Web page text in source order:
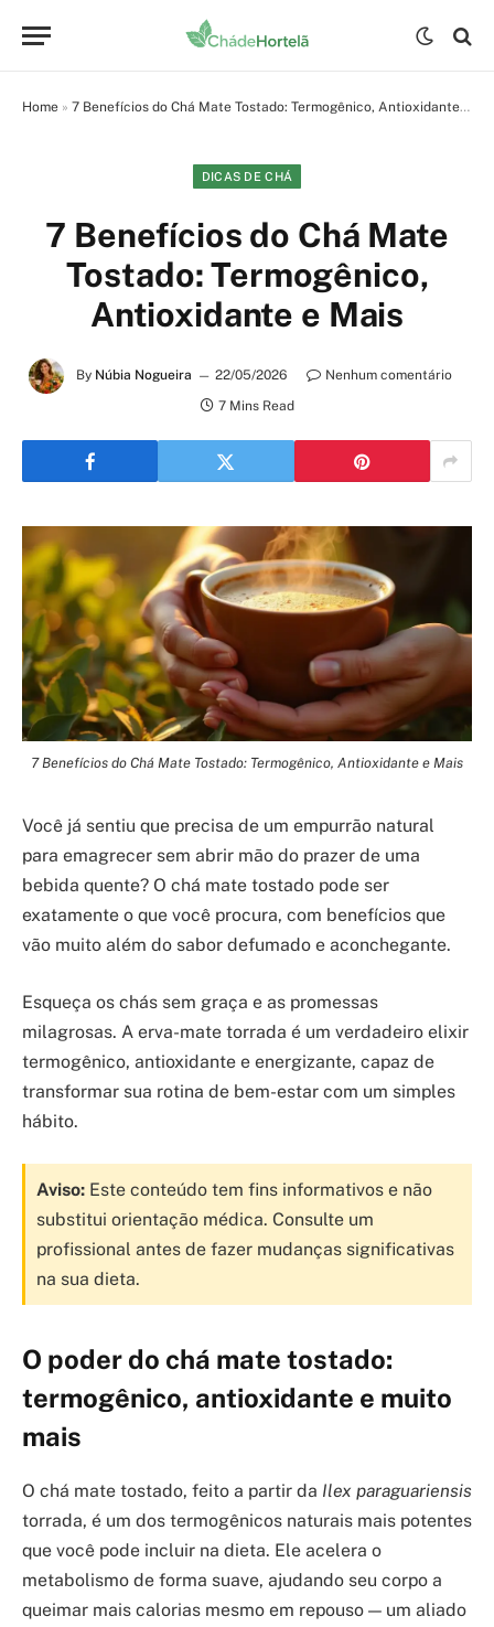
Home » 7 Benefícios do Chá Mate Tostado: Termogênico, Antioxidante e Mais
DICAS DE CHÁ
7 Benefícios do Chá Mate
Tostado: Termogênico,
Antioxidante e Mais
By Núbia Nogueira 22/05/2026
Nenhum comentário
7 Mins Read
7 Benefícios do Chá Mate Tostado: Termogênico, Antioxidante e Mais
Você já sentiu que precisa de um empurrão natural
para emagrecer sem abrir mão do prazer de uma
bebida quente? O chá mate tostado pode ser
exatamente o que você procura, com benefícios que
vão muito além do sabor defumado e aconchegante.
Esqueça os chás sem graça e as promessas
milagrosas. A erva-mate torrada é um verdadeiro elixir
termogênico, antioxidante e energizante, capaz de
transformar sua rotina de bem-estar com um simples
hábito.
Aviso: Este conteúdo tem fins informativos e não
substitui orientação médica. Consulte um
profissional antes de fazer mudanças significativas
na sua dieta.
O poder do chá mate tostado:
termogênico, antioxidante e muito
mais
O chá mate tostado, feito a partir da Ilex paraguariensis
torrada, é um dos termogênicos naturais mais potentes
que você pode incluir na dieta. Ele acelera o
metabolismo de forma suave, ajudando seu corpo a
queimar mais calorias mesmo em repouso — um aliado